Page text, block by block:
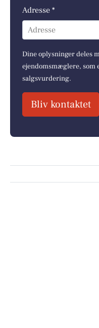
Adresse *
Adresse
Dine oplysninger deles
ejendomsmæglere, som
salgsvurdering.
Bliv kontaktet